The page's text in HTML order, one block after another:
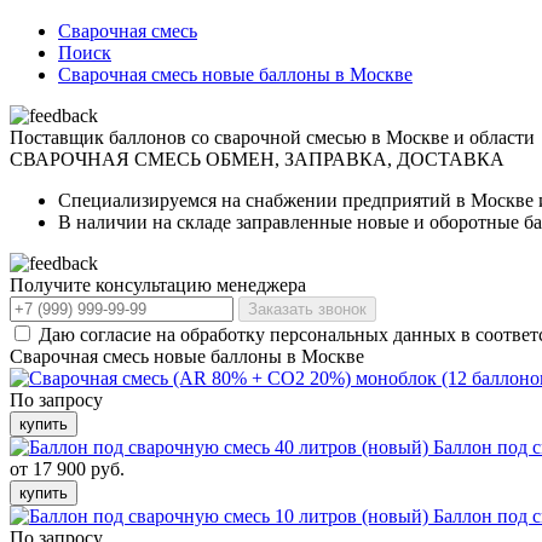
Сварочная смесь
Поиск
Сварочная смесь новые баллоны в Москве
Поставщик баллонов со сварочной смесью в Москве и области
СВАРОЧНАЯ СМЕСЬ ОБМЕН, ЗАПРАВКА, ДОСТАВКА
Специализируемся на снабжении предприятий в Москве
В наличии на складе заправленные новые и оборотные
Получите консультацию менеджера
Заказать звонок
Даю согласие на обработку персональных данных в
Сварочная смесь новые баллоны в Москве
По запросу
купить
Баллон под
от 17 900 руб.
купить
Баллон под
По запросу